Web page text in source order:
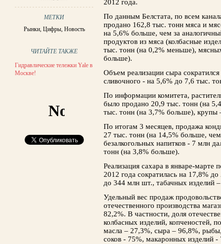
МЕТКИ
Рынки, Цифры, Новость
ЧИТАЙТЕ ТАКЖЕ
Гидравлические тележки Yale в
Москве!
2012 года.
По данным Белстата, по всем
продано 162,8 тыс. тонн мяса и
на 5,6% больше, чем за
продуктов из мяса (колбасные
тыс. тонн (на 0,2% меньше),
больше).
Объем реализации сыра
сливочного - на 5,6% до 7,6 тыс.
По информации комитета,
было продано 20,9 тыс. тонн (на
тыс. тонн (на 3,7% больше),
По итогам 3 месяцев, продажа
27 тыс. тонн (на 14,5% больше,
безалкогольных напитков - 7 млн
тонн (на 3,8% больше).
Реализация сахара в январе-
2012 года сократилась на 17,8%
до 344 млн шт., табачных изделий
Удельный вес продаж
отечественного производства
82,2%. В частности, доля
колбасных изделий, копченостей,
масла – 27,3%, сыра – 96,8%,
соков - 75%, макаронных изделий